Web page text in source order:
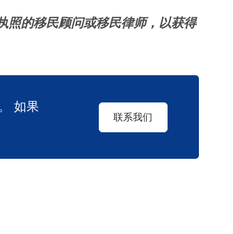
照的移民顾问或移民律师，以获得
如果
联系我们